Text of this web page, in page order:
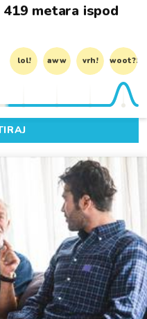
metara ispod
lol! aww vrh! woot?!